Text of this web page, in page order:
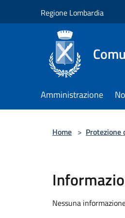
Regione Lombardia
Amministrazione
Home > Protezione
Nessuna